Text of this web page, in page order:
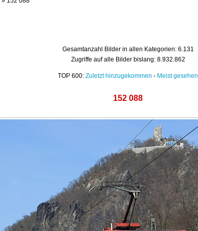
Gesamtanzahl Bilder in allen Kategorien: 6.131
Zugriffe auf alle Bilder bislang: 8.932.862
TOP 600:Zuletzt hinzugekommen - Meist gesehen
152 088